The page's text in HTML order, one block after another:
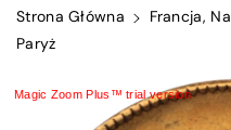
Strona Główna
Francja,
Paryż
Magic Zoom Plus™ trial version